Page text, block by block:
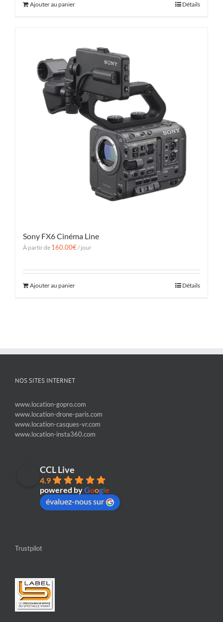
Ajouter au panier Détails
Sony FX6 Cinéma Line
À partir de 160.00€/ jour
Ajouter au panier Détails
NOS SITES INTERNET
www.location-gopro.com
www.location-drone-paris.com
www.location-casques-vr.com
www.location-insta360.com
CCL Live
4.9
powered byGoogle
évaluez-nous sur
Trustpilot